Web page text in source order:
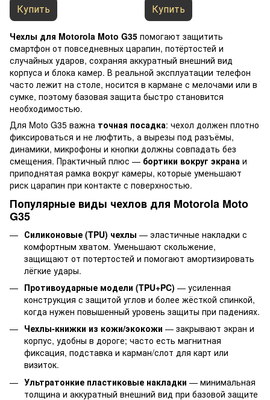
Купить Купить
Чехлы для Motorola Moto G35 помогают защитить
смартфон от повседневных царапин, потёртостей и
случайных ударов, сохраняя аккуратный внешний вид
корпуса и блока камер. В реальной эксплуатации телефон
часто лежит на столе, носится в кармане с мелочами или в
сумке, поэтому базовая защита быстро становится
необходимостью.
Для Moto G35 важна точная посадка: чехол должен плотно
фиксироваться и не люфтить, а вырезы под разъёмы,
динамики, микрофоны и кнопки должны совпадать без
смещения. Практичный плюс — бортики вокруг экрана и
приподнятая рамка вокруг камеры, которые уменьшают
риск царапин при контакте с поверхностью.
Популярные виды чехлов для Motorola Moto
G35
Силиконовые (TPU) чехлы — эластичные накладки с
комфортным хватом. Уменьшают скольжение,
защищают от потертостей и помогают амортизировать
лёгкие удары.
Противоударные модели (TPU+PC) — усиленная
конструкция с защитой углов и более жёсткой спинкой,
когда нужен повышенный уровень защиты при падениях.
Чехлы-книжки из кожи/экокожи — закрывают экран и
корпус, удобны в дороге; часто есть магнитная
фиксация, подставка и карман/слот для карт или
визиток.
Ультратонкие пластиковые накладки — минимальная
толщина и аккуратный внешний вид при базовой защите